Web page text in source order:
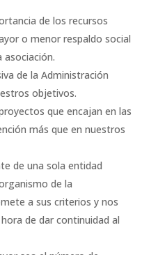
de los recursos
o menor respaldo social
asociación.
de la Administración
objetivos.
que encajan en las
más que en nuestros
de una sola entidad
de la
a sus criterios y nos
de dar continuidad al